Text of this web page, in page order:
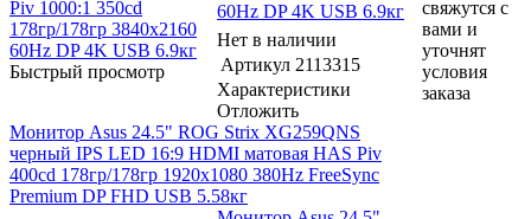
Быстрый просмотр
60Hz DP 4K USB 6.9кг
Нет в наличии
Артикул 2113315
Характеристики
Отложить
свяжутся с
вами и
уточнят
условия
заказа
Монитор Asus 24.5" ROG Strix XG259QNS
черный IPS LED 16:9 HDMI матовая HAS Piv
400cd 178гр/178гр 1920x1080 380Hz FreeSync
Premium DP FHD USB 5.58кг